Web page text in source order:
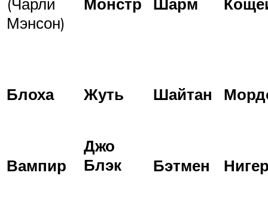
Мэнсон)
Блоха Жуть Шайтан
Вампир
Джо
Блэк
Бэтмен